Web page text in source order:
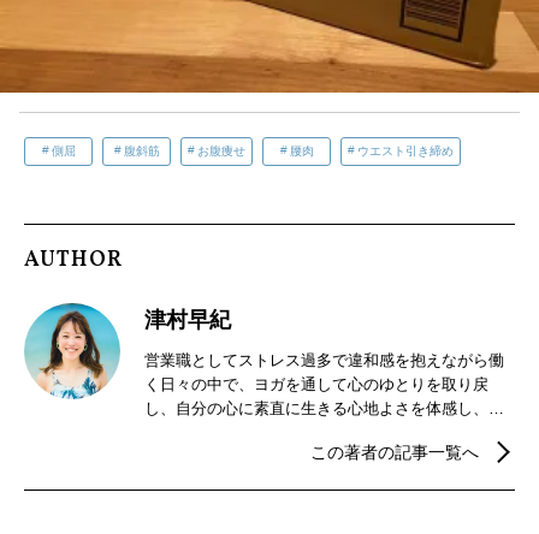
側屈 腹斜筋 お腹痩せ 腰肉 ウエスト引き締め
AUTHOR
津村早紀
営業職としてストレス過多で違和感を抱えながら働
く日々の中で、ヨガを通して心のゆとりを取り戻
し、自分の心に素直に生きる心地よさを体感し、イ
ラダを変えたい」＆「ストレスフル」を解決すべく
この著者の記事一覧へ